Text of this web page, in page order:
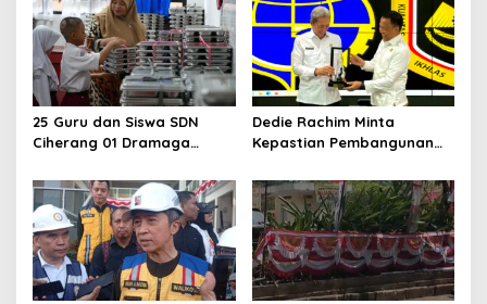
Ikhtiar Atasi Kekeringan
25 Guru dan Siswa SDN
Ciherang 01 Dramaga
Makanan Bergizi Gratis
Dedie Rachim Minta
Kepastian Pembangunan
Kemenhub